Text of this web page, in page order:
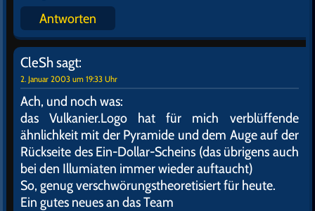
Antworten
CleShsagt:
2. Januar 2003 um 19:33 Uhr
Ach, und noch was:
das Vulkanier.Logo hat für mich verblüffende
ähnlichkeit mit der Pyramide und dem Auge auf der
Rückseite des Ein-Dollar-Scheins (das übrigens auch
bei den Illumiaten immer wieder auftaucht)
So, genug verschwörungstheoretisiert für heute.
Ein gutes neues an das Team